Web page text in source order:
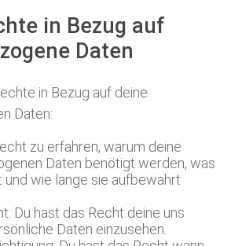
in Bezug auf
Daten
in Bezug auf deine
Daten:
zu erfahren, warum deine
Daten benötigt werden, was
und wie lange sie aufbewahrt
Du hast das Recht deine uns
Daten einzusehen.